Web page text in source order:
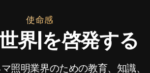
使命感
界|を啓発する
照明業界のための教育、知識、